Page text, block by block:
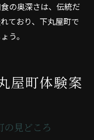
の奥深さは、伝統だ
ており、下丸屋町で
う。
屋町体験案
の見どころ